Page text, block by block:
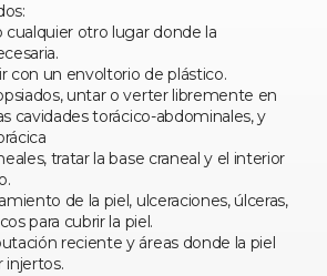
cualquier otro lugar donde la
con un envoltorio de plástico.
untar o verter libremente en
cavidades torácico-abdominales, y
tratar la base craneal y el interior
de la piel, ulceraciones, úlceras,
para cubrir la piel.
reciente y áreas donde la piel
injertos.